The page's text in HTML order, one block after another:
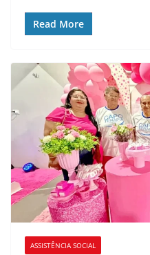
Read More
ASSISTÊNCIA SOCIAL